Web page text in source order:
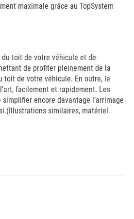
maximale grâce au TopSystem
toit de votre véhicule et de
de profiter pleinement de la
toit de votre véhicule. En outre, le
facilement et rapidement. Les
encore davantage l’arrimage
similaires, matériel